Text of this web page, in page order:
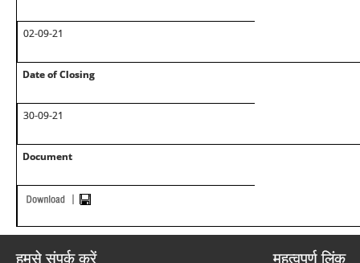
02-09-21
Date of Closing
30-09-21
Document
हमसे संपर्क करें महत्वपूर्ण लिंक